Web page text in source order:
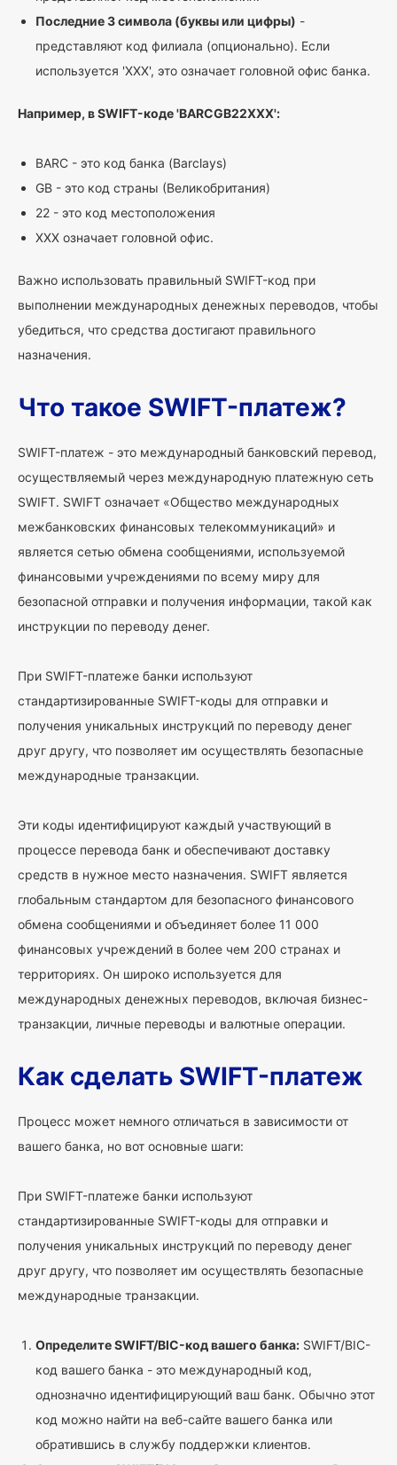
Последние 3 символа (буквы или цифры) -
представляют код филиала (опционально). Если
используется 'XXX', это означает головной офис банка.
Например, в SWIFT-коде 'BARCGB22XXX':
BARC - это код банка (Barclays)
GB - это код страны (Великобритания)
22 - это код местоположения
XXX означает головной офис.
Важно использовать правильный SWIFT-код при
выполнении международных денежных переводов, чтобы
убедиться, что средства достигают правильного
назначения.
Что такое SWIFT-платеж?
SWIFT-платеж - это международный банковский перевод,
осуществляемый через международную платежную сеть
SWIFT. SWIFT означает «Общество международных
межбанковских финансовых телекоммуникаций» и
является сетью обмена сообщениями, используемой
финансовыми учреждениями по всему миру для
безопасной отправки и получения информации, такой как
инструкции по переводу денег.
При SWIFT-платеже банки используют
стандартизированные SWIFT-коды для отправки и
получения уникальных инструкций по переводу денег
друг другу, что позволяет им осуществлять безопасные
международные транзакции.
Эти коды идентифицируют каждый участвующий в
процессе перевода банк и обеспечивают доставку
средств в нужное место назначения. SWIFT является
глобальным стандартом для безопасного финансового
обмена сообщениями и объединяет более 11 000
финансовых учреждений в более чем 200 странах и
территориях. Он широко используется для
международных денежных переводов, включая бизнес-
транзакции, личные переводы и валютные операции.
Как сделать SWIFT-платеж
Процесс может немного отличаться в зависимости от
вашего банка, но вот основные шаги:
При SWIFT-платеже банки используют
стандартизированные SWIFT-коды для отправки и
получения уникальных инструкций по переводу денег
друг другу, что позволяет им осуществлять безопасные
международные транзакции.
Определите SWIFT/BIC-код вашего банка: SWIFT/BIC-
код вашего банка - это международный код,
однозначно идентифицирующий ваш банк. Обычно этот
код можно найти на веб-сайте вашего банка или
обратившись в службу поддержки клиентов.